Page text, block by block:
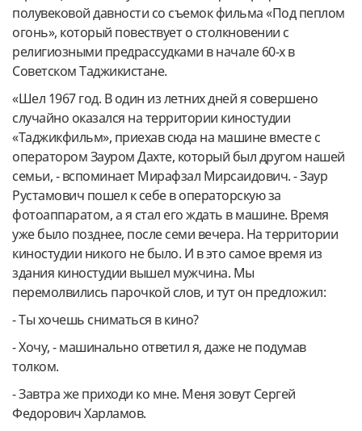
полувековой давности со съемок фильма «Под пеплом
огонь», который повествует о столкновении с
религиозными предрассудками в начале 60-х в
Советском Таджикистане.
«Шел 1967 год. В один из летних дней я совершено
случайно оказался на территории киностудии
«Таджикфильм», приехав сюда на машине вместе с
оператором Зауром Дахте, который был другом нашей
семьи, - вспоминает Мирафзал Мирсаидович. - Заур
Рустамович пошел к себе в операторскую за
фотоаппаратом, а я стал его ждать в машине. Время
уже было позднее, после семи вечера. На территории
киностудии никого не было. И в это самое время из
здания киностудии вышел мужчина. Мы
перемолвились парочкой слов, и тут он предложил:
- Ты хочешь сниматься в кино?
- Хочу, - машинально ответил я, даже не подумав
толком.
- Завтра же приходи ко мне. Меня зовут Сергей
Федорович Харламов.